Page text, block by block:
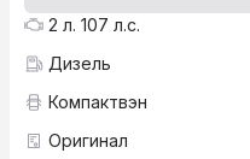
2 л. 107 л.с.
Дизель
Компактвэн
Оригинал